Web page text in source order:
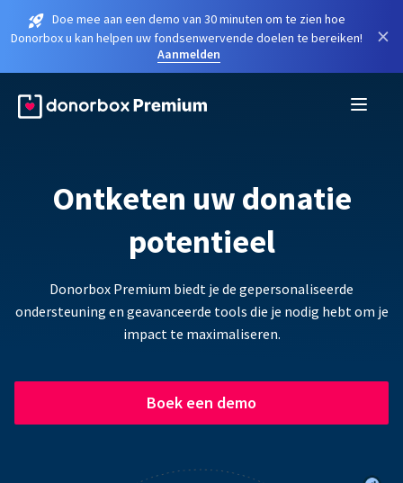
Doe mee aan een demo van 30 minuten om te zien hoe
Donorbox u kan helpen uw fondsenwervende doelen te bereiken!
Aanmelden
×
Ontketen uw donatie
potentieel
Donorbox Premium biedt je de gepersonaliseerde
ondersteuning en geavanceerde tools die je nodig hebt om je
impact te maximaliseren.
Boek een demo